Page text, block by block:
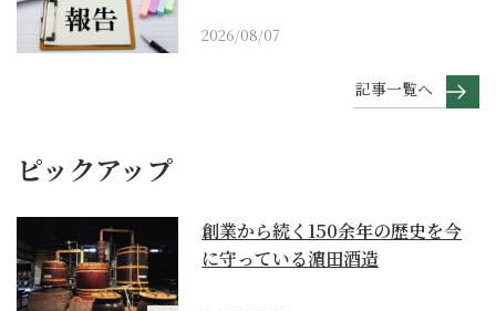
2026/08/07
記事一覧へ
ピックアップ
創業から続く150余年の歴史を今
に守っている濵田酒造